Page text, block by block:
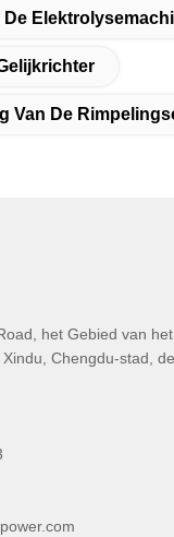
De
Van De
het Gebied van
Chengdu-stad,